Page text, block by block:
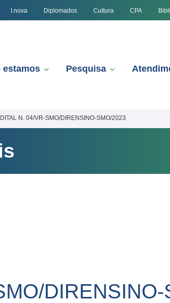
I.nova Diplomados Cultura CPA
estamos Pesquisa
N. 04/VR-SMO/DIRENSINO-SMO/2023